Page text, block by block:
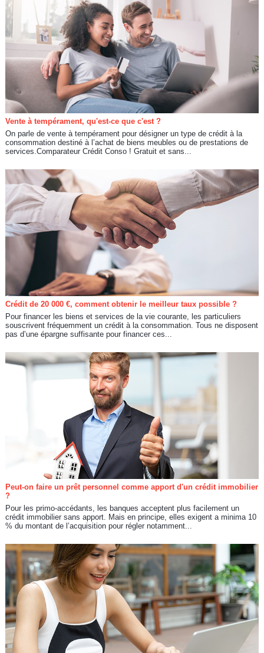
Vente à tempérament, qu'est-ce que c'est ?
On parle de vente à tempérament pour désigner un type de crédit à la
consommation destiné à l’achat de biens meubles ou de prestations de
services.Comparateur Crédit Conso ! Gratuit et sans...
Crédit de 20 000 €, comment obtenir le meilleur taux possible ?
Pour financer les biens et services de la vie courante, les particuliers
souscrivent fréquemment un crédit à la consommation. Tous ne disposent
pas d’une épargne suffisante pour financer ces...
Peut-on faire un prêt personnel comme apport d'un crédit immobilier
?
Pour les primo-accédants, les banques acceptent plus facilement un
crédit immobilier sans apport. Mais en principe, elles exigent a minima 10
% du montant de l’acquisition pour régler notamment...